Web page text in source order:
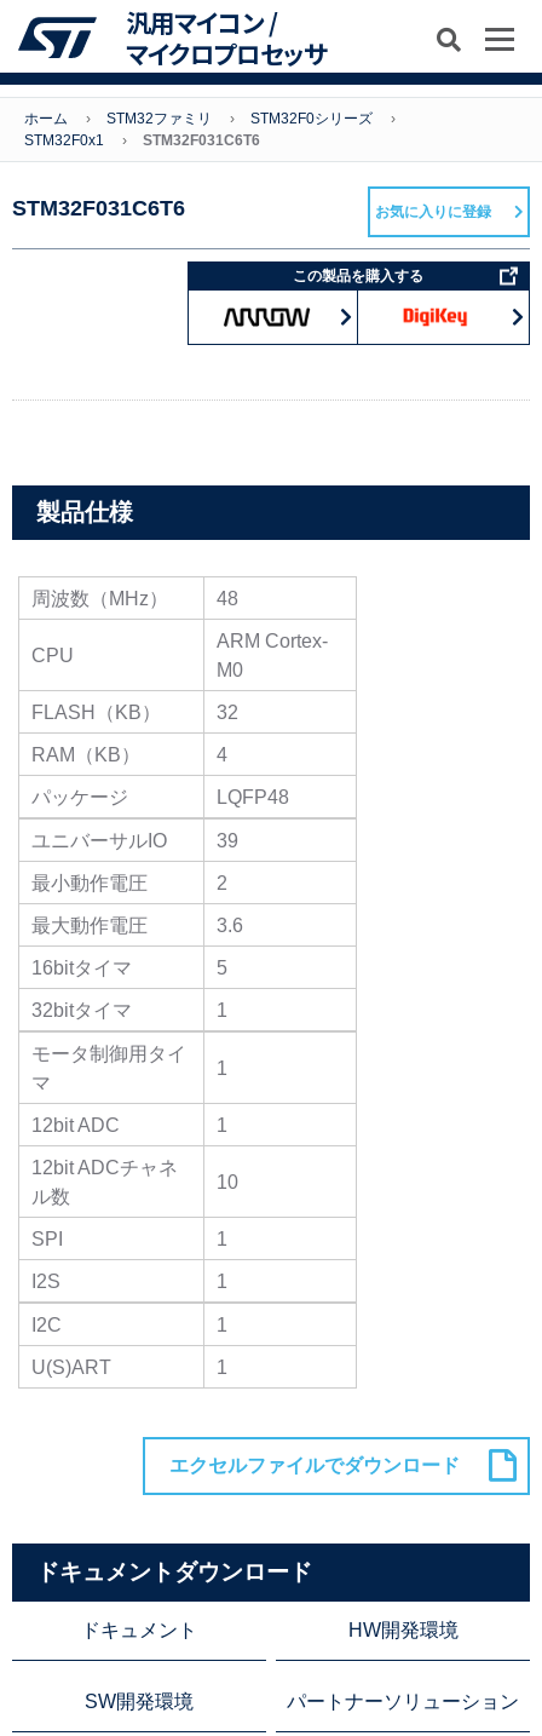
汎用マイコン /
マイクロプロセッサ
ホーム STM32ファミリ
STM32F0シリーズ
STM32F0x1
STM32F031C6T6
STM32F031C6T6
この製品を購入する
お気に入りに登録
製品仕様
周波数（MHz） 48
CPU
ARM Cortex-
M0
FLASH（KB）
32
RAM（KB）
4
パッケージ
LQFP48
ユニバーサルIO
39
最小動作電圧
2
最大動作電圧
3.6
16bitタイマ
5
32bitタイマ
1
モータ制御用タイ
マ
1
12bit ADC
1
12bit ADCチャネ
ル数
10
SPI
1
I2S
1
I2C
1
U(S)ART
1
ドキュメントダウンロード
ドキュメント HW開発環境
SW開発環境 パートナーソリューション